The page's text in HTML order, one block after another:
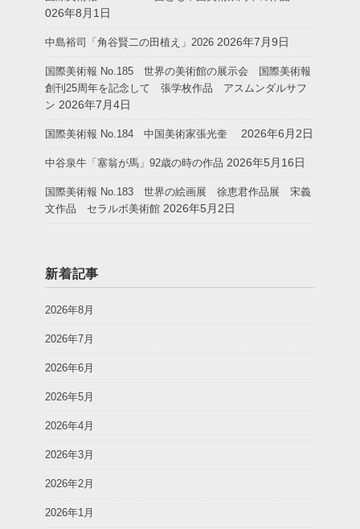
026年8月1日
中島裕司「角谷賢二の田植え」2026 2026年7月9日
国際美術報 No.185 世界の美術館の展示会 国際美術報
創刊25周年を記念して 張学枚作品 アスムンダルサフ
ン 2026年7月4日
国際美術報 No.184 中国美術家張光奎 2026年6月2日
中谷泉牛「塞翁が馬」92歳の時の作品 2026年5月16日
国際美術報 No.183 世界の絵画展 徐恵君作品展 宋義
文作品 セラルボ美術館 2026年5月2日
新着記事
2026年8月
2026年7月
2026年6月
2026年5月
2026年4月
2026年3月
2026年2月
2026年1月